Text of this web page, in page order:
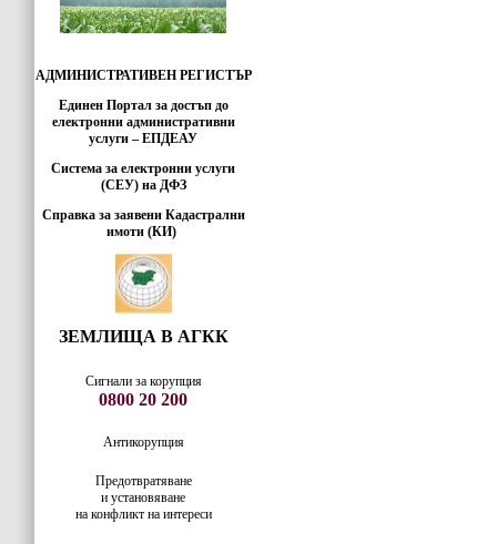
АДМИНИСТРАТИВЕН РЕГИСТЪР
Единен Портал за достъп до
електронни административни
услуги – ЕПДЕАУ
Система за електронни услуги
(СЕУ) на ДФЗ
Справка за заявени Кадастрални
имоти (КИ)
ЗЕМЛИЩА В АГКК
Сигнали за корупция
0800 20 200
Антикорупция
Предотвратяване
и установяване
на конфликт на интереси